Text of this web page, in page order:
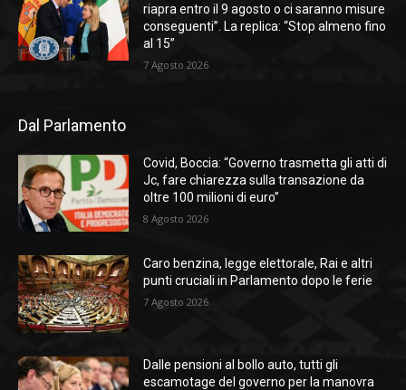
riapra entro il 9 agosto o ci saranno misure
conseguenti”. La replica: “Stop almeno fino
al 15”
7 Agosto 2026
Dal Parlamento
Covid, Boccia: “Governo trasmetta gli atti di
Jc, fare chiarezza sulla transazione da
oltre 100 milioni di euro”
8 Agosto 2026
Caro benzina, legge elettorale, Rai e altri
punti cruciali in Parlamento dopo le ferie
7 Agosto 2026
Dalle pensioni al bollo auto, tutti gli
escamotage del governo per la manovra